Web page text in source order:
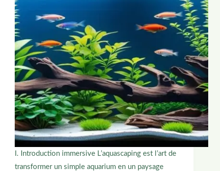
I. Introduction immersive L’aquascaping est l’art de
transformer un simple aquarium en un paysage